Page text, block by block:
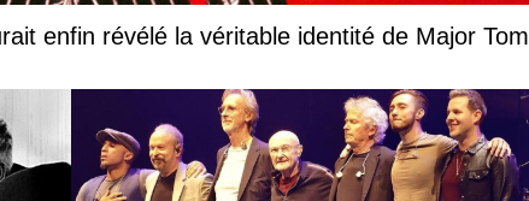
enfin révélé la véritable identité de Major Tom